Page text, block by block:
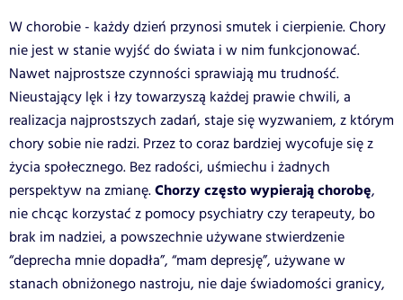
W chorobie - każdy dzień przynosi smutek i cierpienie. Chory
nie jest w stanie wyjść do świata i w nim funkcjonować.
Nawet najprostsze czynności sprawiają mu trudność.
Nieustający lęk i łzy towarzyszą każdej prawie chwili, a
realizacja najprostszych zadań, staje się wyzwaniem, z którym
chory sobie nie radzi. Przez to coraz bardziej wycofuje się z
życia społecznego. Bez radości, uśmiechu i żadnych
perspektyw na zmianę.Chorzy często wypierają chorobę,
nie chcąc korzystać z pomocy psychiatry czy terapeuty, bo
brak im nadziei, a powszechnie używane stwierdzenie
“deprecha mnie dopadła”, “mam depresję”, używane w
stanach obniżonego nastroju, nie daje świadomości granicy,